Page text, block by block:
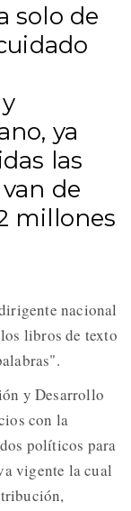
solo de
ya
las
de
millones
nacional
libros de texto
y Desarrollo
con la
políticos para
vigente la cual